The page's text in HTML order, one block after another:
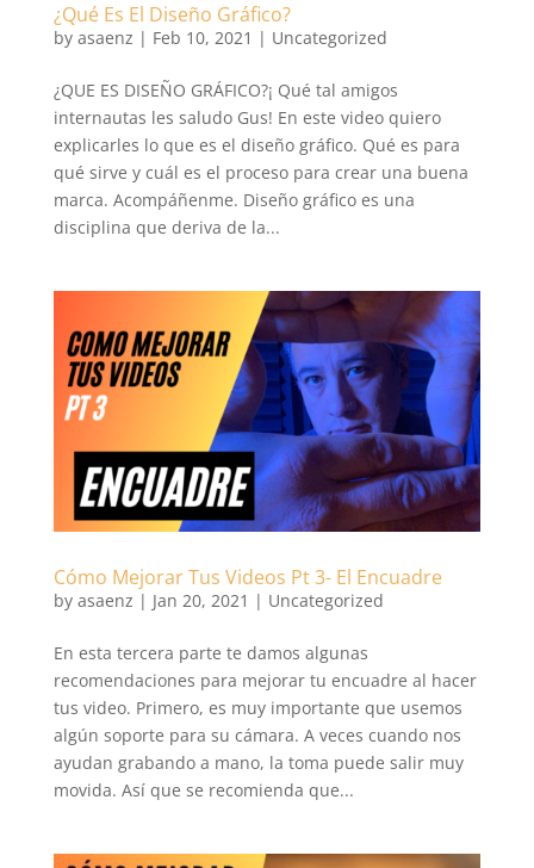
¿Qué Es El Diseño Gráfico?
by asaenz | Feb 10, 2021 | Uncategorized
¿QUE ES DISEÑO GRÁFICO?¡ Qué tal amigos
internautas les saludo Gus! En este video quiero
explicarles lo que es el diseño gráfico. Qué es para
qué sirve y cuál es el proceso para crear una buena
marca. Acompáñenme. Diseño gráfico es una
disciplina que deriva de la...
Cómo Mejorar Tus Videos Pt 3- El Encuadre
by asaenz | Jan 20, 2021 | Uncategorized
En esta tercera parte te damos algunas
recomendaciones para mejorar tu encuadre al hacer
tus video. Primero, es muy importante que usemos
algún soporte para su cámara. A veces cuando nos
ayudan grabando a mano, la toma puede salir muy
movida. Así que se recomienda que...